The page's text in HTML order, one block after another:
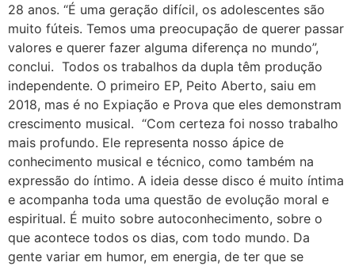
28 anos. “É uma geração difícil, os adolescentes são
muito fúteis. Temos uma preocupação de querer passar
valores e querer fazer alguma diferença no mundo”,
conclui. Todos os trabalhos da dupla têm produção
independente. O primeiro EP, Peito Aberto, saiu em
2018, mas é no Expiação e Prova que eles demonstram
crescimento musical. “Com certeza foi nosso trabalho
mais profundo. Ele representa nosso ápice de
conhecimento musical e técnico, como também na
expressão do íntimo. A ideia desse disco é muito íntima
e acompanha toda uma questão de evolução moral e
espiritual. É muito sobre autoconhecimento, sobre o
que acontece todos os dias, com todo mundo. Da
gente variar em humor, em energia, de ter que se